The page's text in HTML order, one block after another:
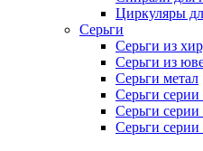
Циркуляры
Серьги
Серьги из
Серьги из
Серьги метал
Серьги
Серьги
Серьги